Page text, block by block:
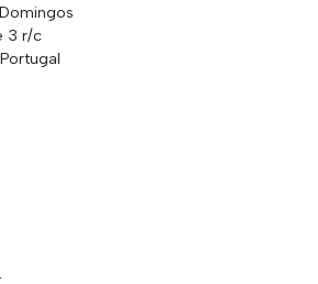
3 r/c